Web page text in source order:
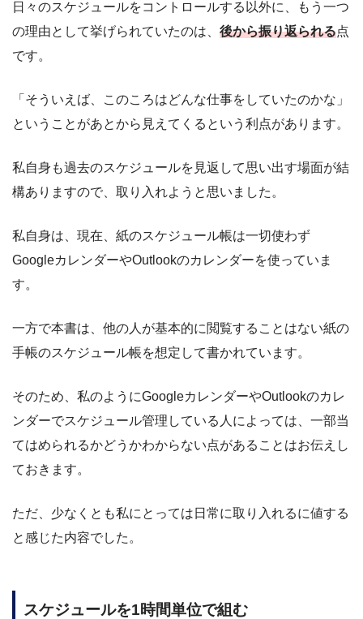
日々のスケジュールをコントロールする以外に、もう一つ
の理由として挙げられていたのは、 後から振り返られる点
です。
「そういえば、このころはどんな仕事をしていたのかな」
ということがあとから見えてくるという利点があります。
私自身も過去のスケジュールを見返して思い出す場面が結
構ありますので、取り入れようと思いました。
私自身は、現在、紙のスケジュール帳は一切使わず
GoogleカレンダーやOutlookのカレンダーを使っていま
す。
一方で本書は、他の人が基本的に閲覧することはない紙の
手帳のスケジュール帳を想定して書かれています。
そのため、私のようにGoogleカレンダーやOutlookのカレ
ンダーでスケジュール管理している人によっては、一部当
てはめられるかどうかわからない点があることはお伝えし
ておきます。
ただ、少なくとも私にとっては日常に取り入れるに値する
と感じた内容でした。
スケジュールを1時間単位で組む